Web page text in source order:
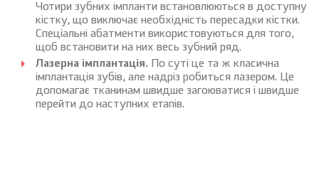
Чотири зубних імпланти встановлюються в доступну
кістку, що виключає необхідність пересадки кістки.
Спеціальні абатменти використовуються для того,
щоб встановити на них весь зубний ряд.
Лазерна імплантація. По суті це та ж класична
імплантація зубів, але надріз робиться лазером. Це
допомагає тканинам швидше загоюватися і швидше
перейти до наступних етапів.